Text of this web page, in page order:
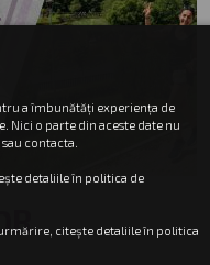
a îmbunătăți experiența de
Nici o parte din aceste date nu
contacta.
detaliile în politica de
citește detaliile în politica